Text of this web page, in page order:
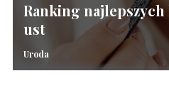
Ranking
ust
Uroda